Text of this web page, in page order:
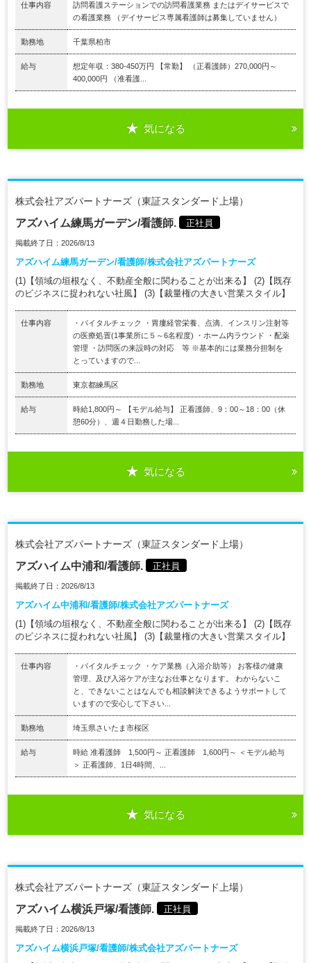
仕事内容
訪問看護ステーションでの訪問看護業務 またはデイサービスで
の看護業務 （デイサービス専属看護師は募集していません）
勤務地 千葉県柏市
給与
想定年収：380-450万円 【常勤】 （正看護師）270,000円～
400,000円 （准看護...
気になる
株式会社アズパートナーズ（東証スタンダード上場）
アズハイム練馬ガーデン/看護師. 正社員
掲載終了日：2026/8/13
アズハイム練馬ガーデン/看護師/株式会社アズパートナーズ
(1)【領域の垣根なく、不動産全般に関わることが出来る】 (2)【既存
のビジネスに捉われない社風】 (3)【裁量権の大きい営業スタイル】
仕事内容
・バイタルチェック ・胃瘻経管栄養、点滴、インスリン注射等
の医療処置(1事業所に５～6名程度) ・ホーム内ラウンド ・配薬
管理 ・訪問医の来設時の対応 等 ※基本的には業務分担制を
とっていますので...
勤務地 東京都練馬区
給与
時給1,800円～ 【モデル給与】 正看護師、9：00～18：00（休
憩60分）、週４日勤務した場...
気になる
株式会社アズパートナーズ（東証スタンダード上場）
アズハイム中浦和/看護師. 正社員
掲載終了日：2026/8/13
アズハイム中浦和/看護師/株式会社アズパートナーズ
(1)【領域の垣根なく、不動産全般に関わることが出来る】 (2)【既存
のビジネスに捉われない社風】 (3)【裁量権の大きい営業スタイル】
仕事内容
・バイタルチェック ・ケア業務（入浴介助等） お客様の健康
管理、及び入浴ケアが主なお仕事となります。 わからないこ
と、できないことはなんでも相談解決できるようサポートして
いますので安心して下さい...
勤務地 埼玉県さいたま市桜区
給与
時給 准看護師 1,500円～ 正看護師 1,600円～ ＜モデル給与
＞ 正看護師、1日4時間、...
気になる
株式会社アズパートナーズ（東証スタンダード上場）
アズハイム横浜戸塚/看護師. 正社員
掲載終了日：2026/8/13
アズハイム横浜戸塚/看護師/株式会社アズパートナーズ